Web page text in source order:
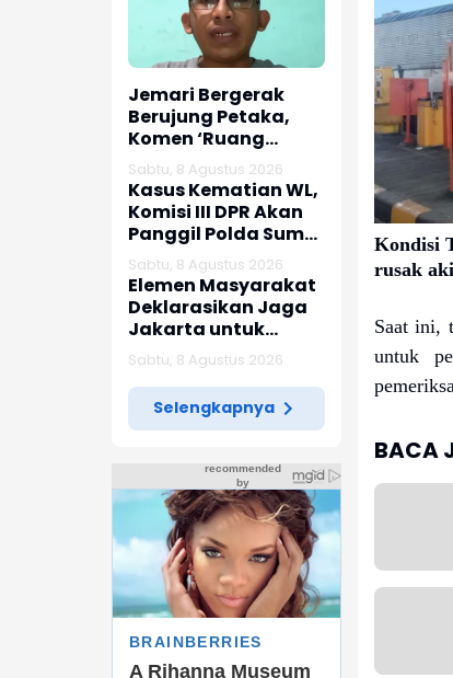
Jemari Bergerak
Berujung Petaka,
Komen ‘Ruang
Jenazah Kosong’,
Karier dr Beni di
RSUD Ruteng
Berakhir
Sabtu, 8 Agustus 2026
Kasus Kematian WL,
Komisi III DPR Akan
Panggil Polda Sumut
dan Keluarga
Korban
Sabtu, 8 Agustus 2026
Elemen Masyarakat
Deklarasikan Jaga
Jakarta untuk
Indonesia
Sabtu, 8 Agustus 2026
Selengkapnya
Kondisi
rusak
Saat ini,
untuk
BACA